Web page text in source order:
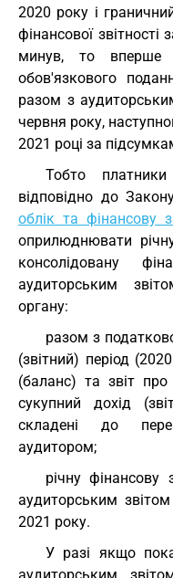
2020 року і
фінансової
минув, то вперше
обов'язкового
разом з
червня року,
2021 році за
Тобто
відповідно до
облік та фінансову
оприлюднювати
консолідовану
аудиторським
органу:
разом з
(звітний) період
(баланс) та звіт
сукупний дохід
складені до
аудитором;
річну фінансову
аудиторським
2021 року.
У разі якщо